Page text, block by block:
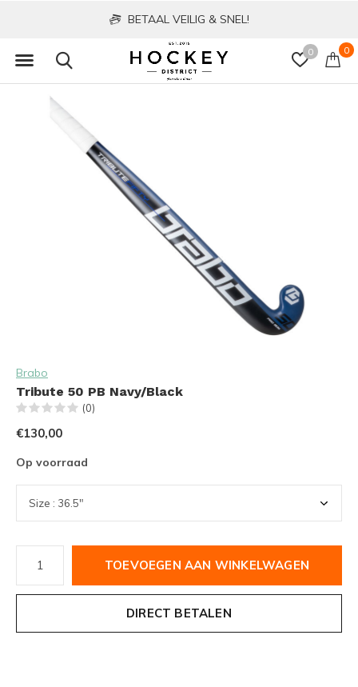
0 0
BETAAL VEILIG & SNEL!
Brabo
Tribute 50 PB Navy/Black
(0)
€130,00
Op voorraad
TOEVOEGEN AAN WINKELWAGEN
DIRECT BETALEN